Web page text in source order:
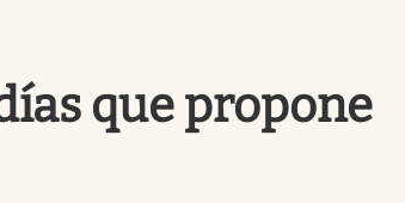
que propone